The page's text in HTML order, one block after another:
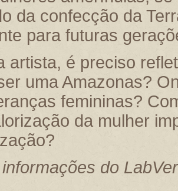
da confecção da
para futuras
artista, é preciso
uma Amazonas?
femininas?
da mulher
do